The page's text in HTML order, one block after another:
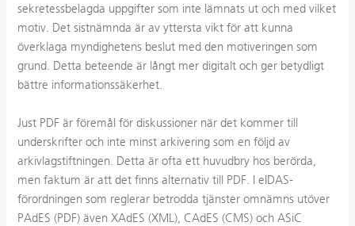
sekretessbelagda uppgifter som inte lämnats ut och med vilket
motiv. Det sistnämnda är av yttersta vikt för att kunna
överklaga myndighetens beslut med den motiveringen som
grund. Detta beteende är långt mer digitalt och ger betydligt
bättre informationssäkerhet.
Just PDF är föremål för diskussioner när det kommer till
underskrifter och inte minst arkivering som en följd av
arkivlagstiftningen. Detta är ofta ett huvudbry hos berörda,
men faktum är att det finns alternativ till PDF. I eIDAS-
förordningen som reglerar betrodda tjänster omnämns utöver
PAdES (PDF) även XAdES (XML), CAdES (CMS) och ASiC